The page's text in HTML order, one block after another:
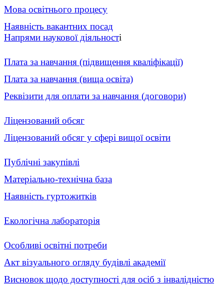
Мова освітнього процесу
Наявність вакантних посад
Напрями наукової діяльності
Плата за навчання (підвищення кваліфікації)
Плата за навчання (вища освіта)
Реквізити для оплати за навчання (договори)
Ліцензований обсяг
Ліцензований обсяг у сфері вищої освіти
Публічні закупівлі
Матеріально-технічна база
Наявність гуртожитків
Екологічна лабораторія
Особливі освітні потреби
Акт візуального огляду будівлі академії
Висновок щодо доступності для осіб з інвалідністю